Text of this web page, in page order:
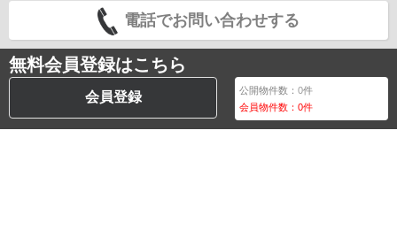
電話でお問い合わせする
無料会員登録はこちら
会員登録 公開物件数：0件
会員物件数：0件